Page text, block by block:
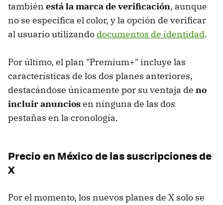
también está la marca de verificación, aunque
no se especifica el color, y la opción de verificar
al usuario utilizando documentos de identidad.
Por último, el plan "Premium+" incluye las
características de los dos planes anteriores,
destacándose únicamente por su ventaja de no
incluir anunciosen ninguna de las dos
pestañas en la cronología.
Precio en México de las suscripciones de
X
Por el momento, los nuevos planes de X solo se